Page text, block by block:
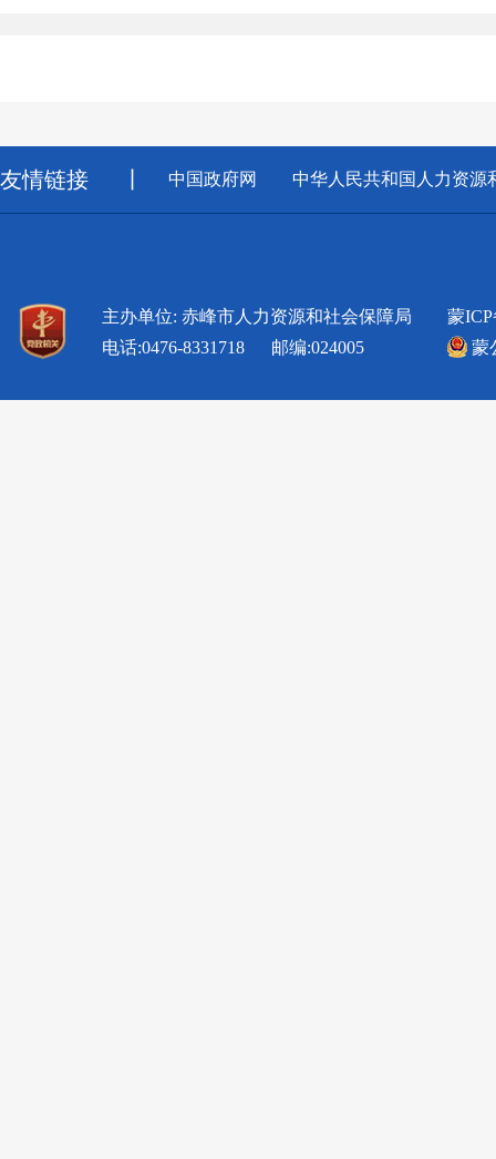
友情链接 中国政府网 中华人民共和国人力资源
主办单位: 赤峰市人力资源和社会保障局
电话:0476-8331718 邮编:024005
蒙ICP
蒙